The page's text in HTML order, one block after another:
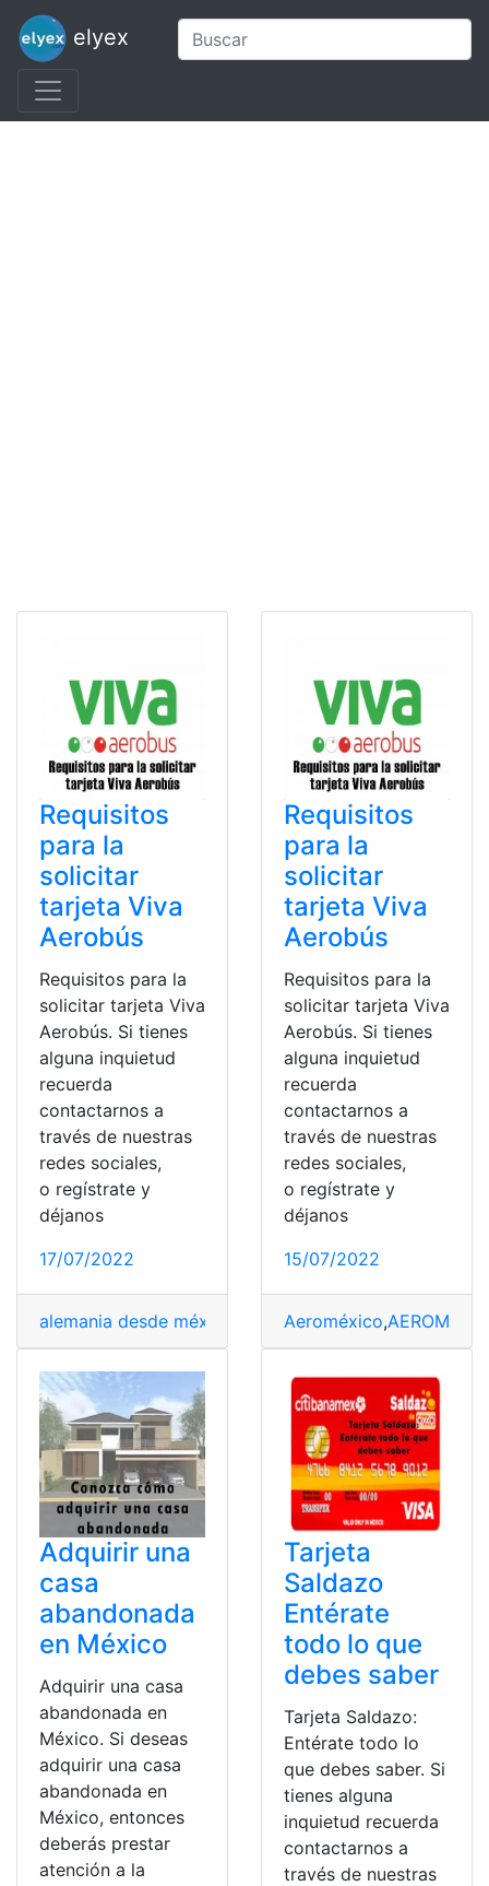
elyex
Requisitos
para la
solicitar
tarjeta Viva
Aerobús
Requisitos para la
solicitar tarjeta Viva
Aerobús. Si tienes
alguna inquietud
recuerda
contactarnos a
través de nuestras
redes sociales,
o regístrate y
déjanos
17/07/2022
alemania desde méxico BBVA México
Requisitos
para la
solicitar
tarjeta Viva
Aerobús
Requisitos para la
solicitar tarjeta Viva
Aerobús. Si tienes
alguna inquietud
recuerda
contactarnos a
través de nuestras
redes sociales,
o regístrate y
déjanos
15/07/2022
Aeroméxico,
Adquirir una
casa
abandonada
en México
Adquirir una casa
abandonada en
México. Si deseas
adquirir una casa
abandonada en
México, entonces
deberás prestar
atención a la
Tarjeta
Saldazo
Entérate
todo lo que
debes saber
Tarjeta Saldazo:
Entérate todo lo
que debes saber. Si
tienes alguna
inquietud recuerda
contactarnos a
través de nuestras